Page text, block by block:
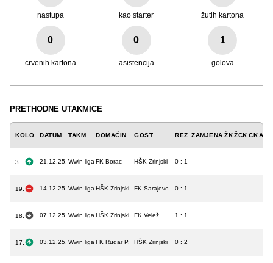
nastupa kao starter žutih kartona
0
crvenih kartona
0
asistencija
1
golova
PRETHODNE UTAKMICE
KOLO DATUM TAKM. DOMAĆIN GOST REZ. ZAMJENA ŽKŽCK CKA
3. 21.12.25. Wwin liga FK Borac HŠK Zrinjski 0 : 1
19. 14.12.25. Wwin liga HŠK Zrinjski FK Sarajevo 0 : 1
18. 07.12.25. Wwin liga HŠK Zrinjski FK Velež 1 : 1
17. 03.12.25. Wwin liga FK Rudar P. HŠK Zrinjski 0 : 2